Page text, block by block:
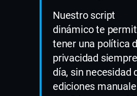
Nuestro script
dinámico te
tener una política
privacidad
día, sin necesidad
ediciones